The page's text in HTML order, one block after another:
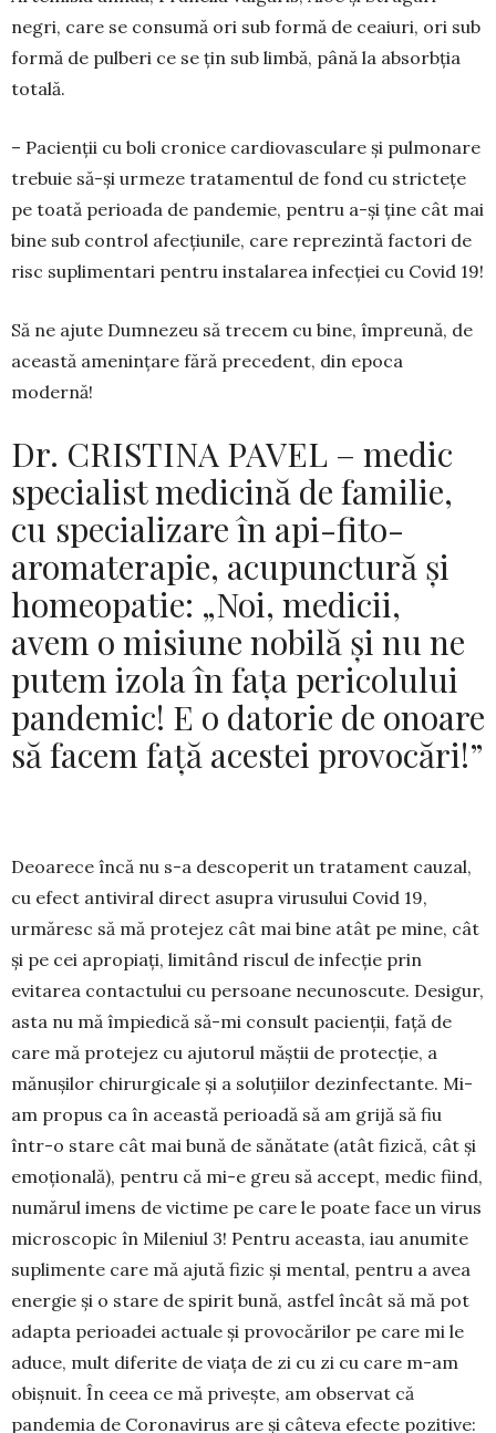
negri, care se consumă ori sub formă de ceaiuri, ori sub
formă de pulberi ce se țin sub limbă, până la absorbția
totală.
– Pacienții cu boli cronice cardiovasculare și pulmonare
trebuie să-și urmeze tratamentul de fond cu strictețe
pe toată perioada de pandemie, pentru a-și ține cât mai
bine sub control afecțiunile, care reprezintă factori de
risc suplimentari pentru instalarea infecției cu Covid 19!
Să ne ajute Dumnezeu să trecem cu bine, împre­ună, de
această amenințare fără precedent, din epo­ca
modernă!
Dr. CRISTINA PAVEL – medic
specialist medicină de familie,
cu specializare în api-fito-
aromaterapie, acupunctură și
homeopatie: „Noi, medicii,
avem o misiune nobilă și nu ne
putem izola în fața pericolului
pandemic! E o datorie de onoare
să facem față acestei provocări!”
Deoarece încă nu s-a descoperit un tra­tament cauzal,
cu efect antiviral direct asu­pra virusului Covid 19,
urmăresc să mă protejez cât mai bine atât pe mine, cât
și pe cei apropiați, limitând riscul de infecție prin
evitarea contactului cu persoane necu­nos­cute. Desigur,
asta nu mă îm­piedică să-mi consult pa­cienții, față de
care mă pro­tejez cu ajutorul măștii de protecție, a
mănușilor chi­rur­gicale și a soluțiilor dezin­fectante. Mi-
am propus ca în această perioadă să am grijă să fiu
într-o stare cât mai bună de sănătate (atât fizică, cât și
emo­țională), pentru că mi-e greu să accept, medic fiind,
numărul imens de victime pe care le poate face un virus
microscopic în Mileniul 3! Pentru aceasta, iau anumite
suplimente care mă ajută fizic și men­tal, pentru a avea
energie și o stare de spirit bună, astfel încât să mă pot
adapta perioadei actuale și provocărilor pe care mi le
aduce, mult diferite de viața de zi cu zi cu care m-am
obișnuit. În ceea ce mă privește, am observat că
pandemia de Corona­virus are și câteva efecte pozitive: